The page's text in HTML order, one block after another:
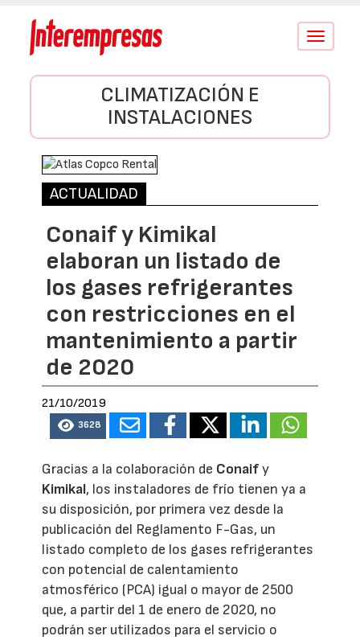
Conmutar
CLIMATIZACIÓN E
INSTALACIONES
ACTUALIDAD
Conaif y Kimikal
elaboran un listado de
los gases refrigerantes
con restricciones en el
mantenimiento a partir
de 2020
21/10/2019
3628
Gracias a la colaboración de Conaify
Kimikal, los instaladores de frío tienen ya a
su disposición, por primera vez desde la
publicación del Reglamento F-Gas, un
listado completo de los gases refrigerantes
con potencial de calentamiento
atmosférico (PCA) igual o mayor de 2500
que, a partir del 1 de enero de 2020, no
podrán ser utilizados para el servicio o